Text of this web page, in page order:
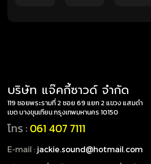
บริษัท แจ๊คกี้ซาวด์ จำกัด
119 ซอยพระรามที่ 2 ซอย 69 แยก 2 แขวง แสมดำ
เขต บางขุนเทียน กรุงเทพมหานคร 10150
โทร :061 407 7111
E-mail : jackie.sound@hotmail.com